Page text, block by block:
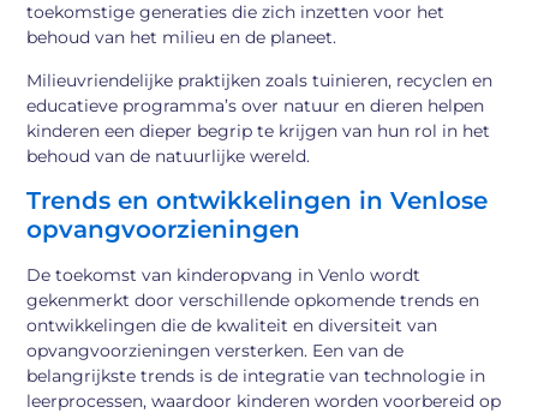
toekomstige generaties die zich inzetten voor het
behoud van het milieu en de planeet.
Milieuvriendelijke praktijken zoals tuinieren, recyclen en
educatieve programma’s over natuur en dieren helpen
kinderen een dieper begrip te krijgen van hun rol in het
behoud van de natuurlijke wereld.
Trends en ontwikkelingen in Venlose
opvangvoorzieningen
De toekomst van kinderopvang in Venlo wordt
gekenmerkt door verschillende opkomende trends en
ontwikkelingen die de kwaliteit en diversiteit van
opvangvoorzieningen versterken. Een van de
belangrijkste trends is de integratie van technologie in
leerprocessen, waardoor kinderen worden voorbereid op